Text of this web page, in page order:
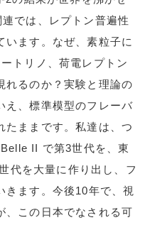
では、レプトン普遍性
います。なぜ、素粒子に
トリノ、荷電レプトン
れるのか？実験と理論の
え、標準模型のフレーバ
たままです。私達は、つ
II で第3世代を、東
代を大量に作り出し、フ
きます。今後10年で、視
、この日本でなされる可